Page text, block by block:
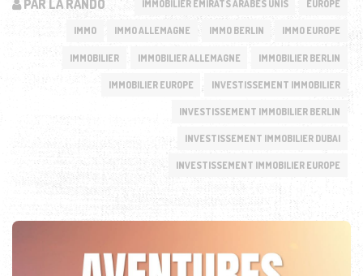
PAR LA RANDO IMMOBILIER EMIRATS ARABES UNIS EUROPE
IMMO IMMO ALLEMAGNE IMMO BERLIN IMMO EUROPE
IMMOBILIER IMMOBILIER ALLEMAGNE IMMOBILIER BERLIN
IMMOBILIER EUROPE INVESTISSEMENT IMMOBILIER
INVESTISSEMENT IMMOBILIER BERLIN
INVESTISSEMENT IMMOBILIER DUBAI
INVESTISSEMENT IMMOBILIER EUROPE